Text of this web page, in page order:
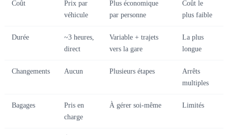
Coût
Prix par
véhicule
Plus économique
par personne
Coût le
plus faible
Durée
~3 heures,
direct
Variable + trajets
vers la gare
La plus
longue
Changements Aucun Plusieurs étapes
Arrêts
multiples
Bagages
Pris en
charge
À gérer soi-même Limités